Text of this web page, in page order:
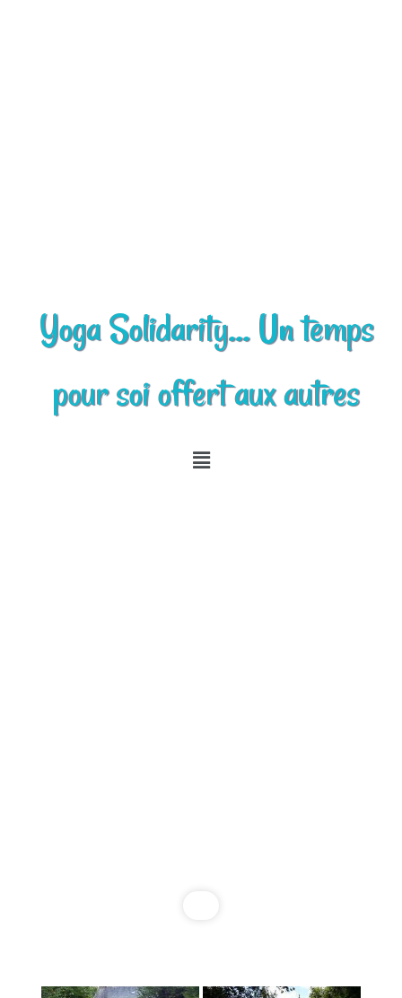
Yoga Solidarity... Un temps
pour soi offert aux autres